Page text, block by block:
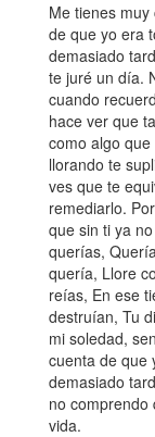
Me tienes
de que yo era
demasiado
te juré un día.
cuando
hace ver que
como algo
llorando te
ves que te
remediarlo.
que sin ti ya
querías,
quería, Llore
reías, En ese
destruían, Tu
mi soledad,
cuenta de que
demasiado
no comprendo
vida.